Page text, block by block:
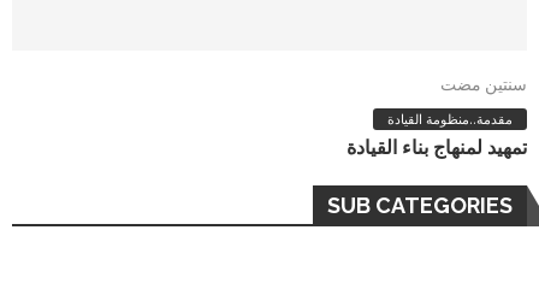
سنتين مضت
مقدمة..منظومة القيادة
تمهيد لمنهاج بناء القيادة
SUB CATEGORIES